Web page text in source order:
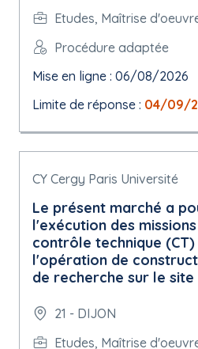
Etudes, Maîtrise
Procédure adaptée
Mise en ligne : 06/08/2026
Limite de réponse : 04/09/
CY Cergy Paris Université
Le présent marché a
l'exécution des
contrôle technique
l'opération de
de recherche sur le site
21 - DIJON
Etudes, Maîtrise